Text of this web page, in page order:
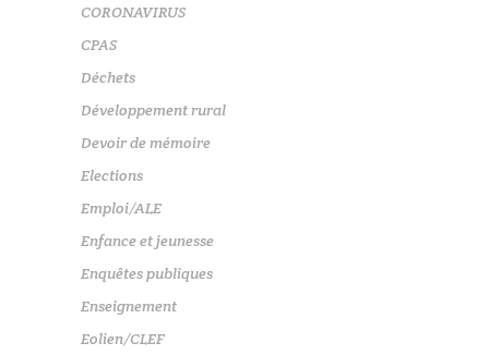
CORONAVIRUS
CPAS
Déchets
Développement rural
Devoir de mémoire
Elections
Emploi/ALE
Enfance et jeunesse
Enquêtes publiques
Enseignement
Eolien/CLEF